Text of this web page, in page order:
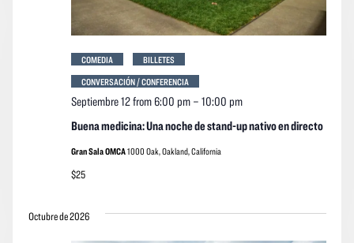
Buena medicina: Una noche de stand-up nativo en directo
Septiembre 12 from 6:00 pm– 10:00 pm
COMEDIA
BILLETES
CONVERSACIÓN / CONFERENCIA
Gran Sala OMCA1000 Oak, Oakland, California
$25
Octubre de 2026